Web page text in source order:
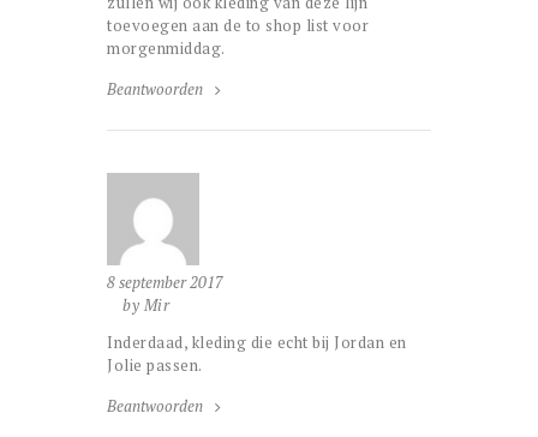
toevoegen aan de to shop list voor
morgenmiddag.
Beantwoorden
8 september 2017
by Mir
Inderdaad, kleding die echt bij Jordan en
Jolie passen.
Beantwoorden